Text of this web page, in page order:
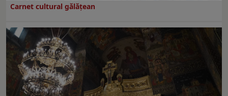
Carnet cultural gălăţean